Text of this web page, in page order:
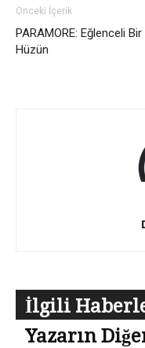
Önceki İçerik
PARAMORE: Eğlenceli Bir
Hüzün
İlgili
Yazarın